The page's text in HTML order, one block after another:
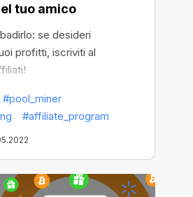
tuo amico
se desideri
profitti, iscriviti al
#pool_miner
#affiliate_program